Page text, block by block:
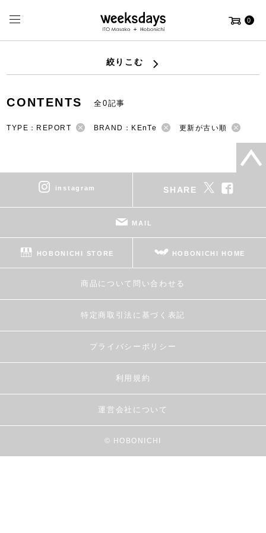
0
絞りこむ
CONTENTS 全0記事
TYPE：REPORT BRAND：KEnTe 更新が古い順
instagram SHARE
MAIL
HOBONICHI STORE HOBONICHI HOME
商品について問い合わせる
特定商取引法に基づく表記
プライバシーポリシー
利用規約
運営会社について
© HOBONICHI